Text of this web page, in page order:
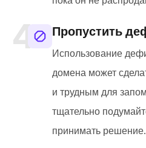
Пропустить
Использование
домена может
и трудным для
тщательно
принимать решение.